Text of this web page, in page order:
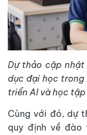
Dự thảo cập nhật
dục đại học trong
triển AI và học
Cùng với đó, dự
quy định về